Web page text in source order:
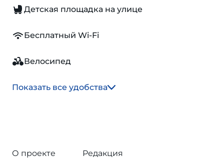
Детская площадка на улице
Бесплатный Wi-Fi
Велосипед
Показать все удобства
О проекте
Редакция